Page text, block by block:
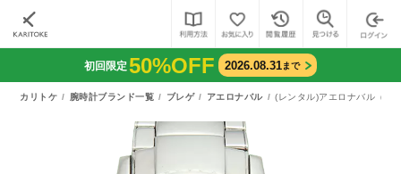
初回限定50%OFF 2026.08.31まで
カリトケ 腕時計ブランド一覧 ブレゲ アエロナバル (レンタル)アエロナバル（